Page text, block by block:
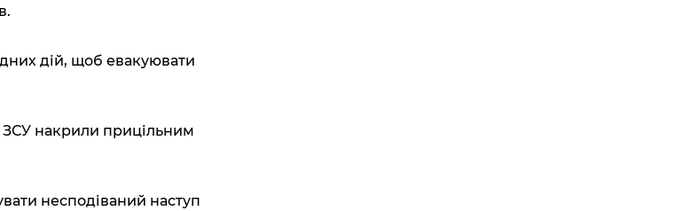
дій, щоб евакуювати
ЗСУ накрили прицільним
несподіваний наступ